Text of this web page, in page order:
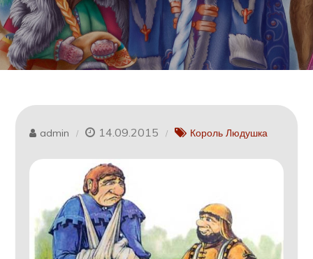
admin 14.09.2015 Король Людушка